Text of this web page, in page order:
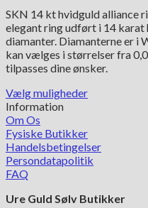
til
SKN 14 kt hvidguld alliance
elegant ring udført i 14 karat
diamanter. Diamanterne er i
kan vælges i størrelser fra
tilpasses dine ønsker.
Vælg muligheder
Dette
vare
har
flere
varianter.
Mulighederne
vælges
Information
Om Os
Fysiske Butikker
Handelsbetingelser
Persondatapolitik
FAQ
Ure Guld Sølv Butikker